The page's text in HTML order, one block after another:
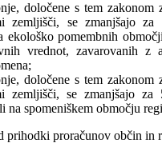
določene s tem
zemljišči, se zmanjšajo
ekološko pomembnih
vrednot, zavarovanih z
določene s tem
zemljišči, se zmanjšajo
na spomeniškem območju
prihodki proračunov občin